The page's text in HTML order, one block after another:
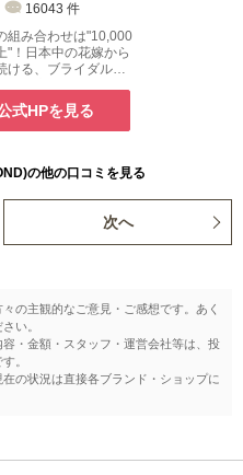
16043 件
組み合わせは"10,000
"！日本中の花嫁から
ける、ブライダルジ
式HPを見る
の他の口コミを見る
次へ
の主観的なご意見・ご感想です。あく
い。
・金額・スタッフ・運営会社等は、投
。
の状況は直接各ブランド・ショップに